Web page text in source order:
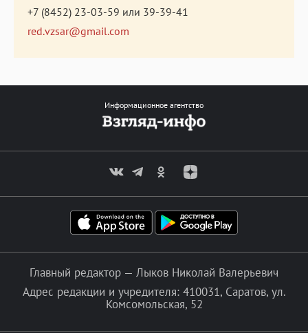
+7 (8452) 23-03-59 или 39-39-41
red.vzsar@gmail.com
Информационное агентство
Главный редактор — Лыков Николай Валерьевич
Адрес редакции и учредителя: 410031, Саратов, ул.
Комсомольская, 52